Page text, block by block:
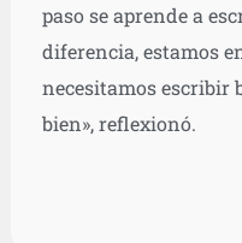
paso se aprende a
diferencia, estamos
necesitamos escribir
bien», reflexionó.